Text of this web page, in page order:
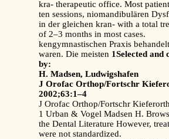
kra- therapeutic office. Most
ten sessions, niomandibulären
in der gleichen kran- with a total
of 2–3 months in most cases.
kengymnastischen Praxis
waren. Die meisten 1Selected and
by:
H. Madsen, Ludwigshafen
J Orofac Orthop/Fortschr
2002;63:1–4
J Orofac Orthop/Fortschr
1 Urban & Vogel Madsen H.
the Dental Literature However,
were not standardized.